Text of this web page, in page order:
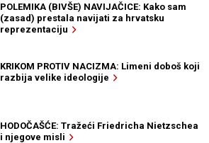
POLEMIKA (BIVŠE) NAVIJAČICE: Kako sam
(zasad) prestala navijati za hrvatsku
reprezentaciju
KRIKOM PROTIV NACIZMA: Limeni doboš koji
razbija velike ideologije
HODOČAŠĆE: Tražeći Friedricha Nietzschea
i njegove misli